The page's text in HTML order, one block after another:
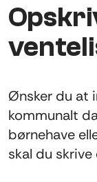
Ønsker du at
kommunalt
børnehave
skal du